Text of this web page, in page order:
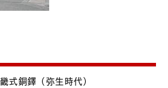
式銅鐸（弥生時代）